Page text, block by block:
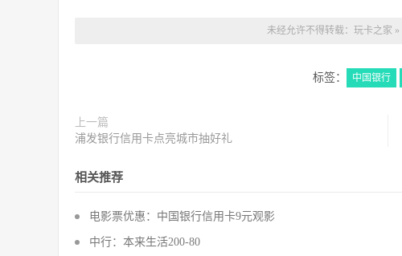
未经允许不得转载： 玩卡之家 »
标签： 中国银行
上一篇
浦发银行信用卡点亮城市抽好礼
相关推荐
电影票优惠：中国银行信用卡9元观影
中行：本来生活200-80